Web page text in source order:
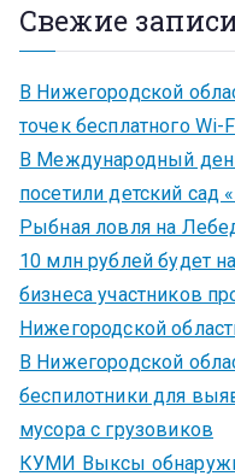
Свежие
В Нижегородской
точек бесплатного Wi-
В Международный
посетили детский сад
Рыбная ловля на
10 млн рублей будет
бизнеса участников
Нижегородской
В Нижегородской
беспилотники для
мусора с грузовиков
КУМИ Выксы